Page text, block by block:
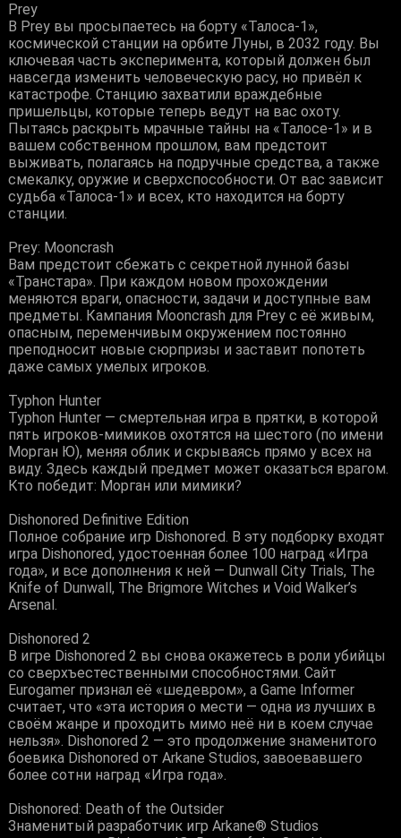
Prey
В Prey вы просыпаетесь на борту «Талоса-1»,
космической станции на орбите Луны, в 2032 году. Вы
ключевая часть эксперимента, который должен был
навсегда изменить человеческую расу, но привёл к
катастрофе. Станцию захватили враждебные
пришельцы, которые теперь ведут на вас охоту.
Пытаясь раскрыть мрачные тайны на «Талосе-1» и в
вашем собственном прошлом, вам предстоит
выживать, полагаясь на подручные средства, а также
смекалку, оружие и сверхспособности. От вас зависит
судьба «Талоса-1» и всех, кто находится на борту
станции.
Prey: Mooncrash
Вам предстоит сбежать с секретной лунной базы
«Транстара». При каждом новом прохождении
меняются враги, опасности, задачи и доступные вам
предметы. Кампания Mooncrash для Prey с её живым,
опасным, переменчивым окружением постоянно
преподносит новые сюрпризы и заставит попотеть
даже самых умелых игроков.
Typhon Hunter
Typhon Hunter — смертельная игра в прятки, в которой
пять игроков-мимиков охотятся на шестого (по имени
Морган Ю), меняя облик и скрываясь прямо у всех на
виду. Здесь каждый предмет может оказаться врагом.
Кто победит: Морган или мимики?
Dishonored Definitive Edition
Полное собрание игр Dishonored. В эту подборку входят
игра Dishonored, удостоенная более 100 наград «Игра
года», и все дополнения к ней — Dunwall City Trials, The
Knife of Dunwall, The Brigmore Witches и Void Walker’s
Arsenal.
Dishonored 2
В игре Dishonored 2 вы снова окажетесь в роли убийцы
со сверхъестественными способностями. Сайт
Eurogamer признал её «шедевром», а Game Informer
считает, что «эта история о мести — одна из лучших в
своём жанре и проходить мимо неё ни в коем случае
нельзя». Dishonored 2 — это продолжение знаменитого
боевика Dishonored от Arkane Studios, завоевавшего
более сотни наград «Игра года».
Dishonored: Death of the Outsider
Знаменитый разработчик игр Arkane® Studios